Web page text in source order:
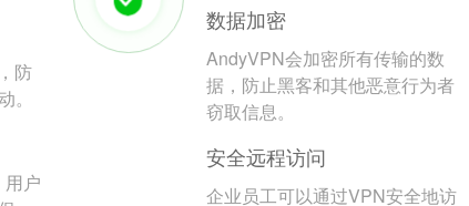
防
。
户
数据加密
AndyVPN会加密所有传输的数
据，防止黑客和其他恶意行为者
窃取信息。
安全远程访问
企业员工可以通过VPN安全地访